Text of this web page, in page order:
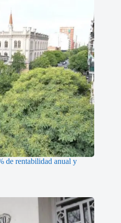
de rentabilidad anual y